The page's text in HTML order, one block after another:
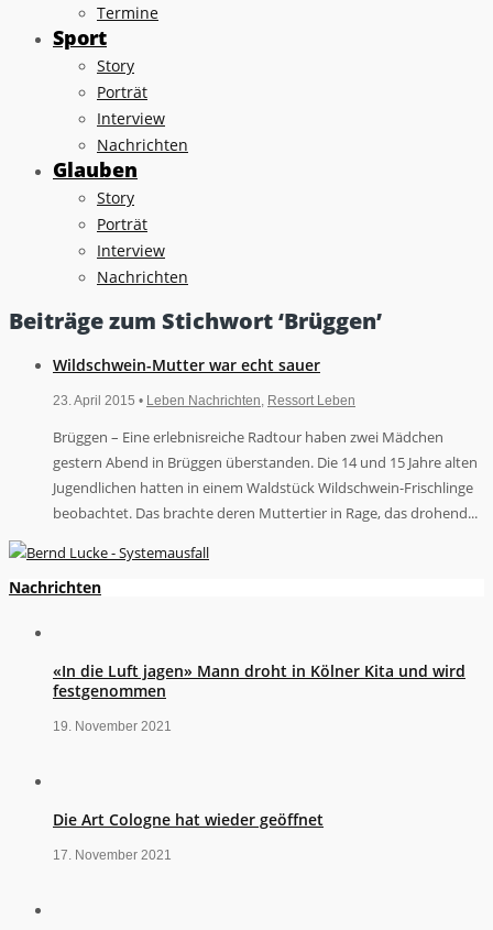
Termine
Sport
Story
Porträt
Interview
Nachrichten
Glauben
Story
Porträt
Interview
Nachrichten
Beiträge zum Stichwort ‘Brüggen’
Wildschwein-Mutter war echt sauer
23. April 2015 • Leben Nachrichten, Ressort Leben
Brüggen – Eine erlebnisreiche Radtour haben zwei Mädchen
gestern Abend in Brüggen überstanden. Die 14 und 15 Jahre alten
Jugendlichen hatten in einem Waldstück Wildschwein-Frischlinge
beobachtet. Das brachte deren Muttertier in Rage, das drohend...
Nachrichten
«In die Luft jagen» Mann droht in Kölner Kita und wird
festgenommen
19. November 2021
Die Art Cologne hat wieder geöffnet
17. November 2021